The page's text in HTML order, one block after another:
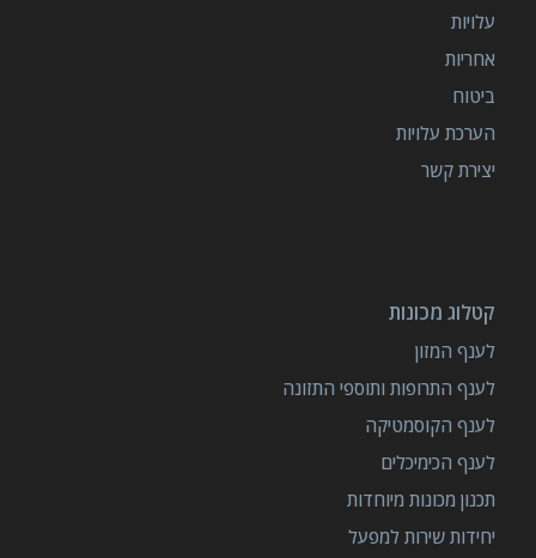
עלויות
אחריות
ביטוח
הערכת עלויות
יצירת קשר
קטלוג מכונות
לענף המזון
לענף התרופות ותוספי התזונה
לענף הקוסמטיקה
לענף הכימיכלים
תכנון מכונות מיוחדות
יחידות שירות למפעל